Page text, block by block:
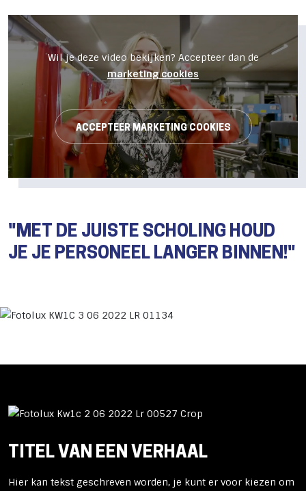
Wil je deze video bekijken? Accepteer dan de
marketing cookies
ACCEPTEER MARKETING COOKIES
"MET DE JUISTE SCHOLING HOUD
JE JE PERSONEEL LANGER BINNEN!"
TITEL VAN EEN VERHAAL
Hier kan tekst geschreven worden, je kunt er voor kiezen om